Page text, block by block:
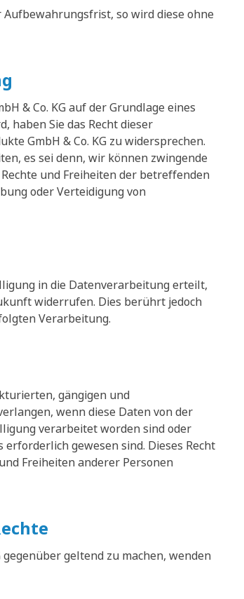
so wird diese ohne
& Co. KG auf der Grundlage eines
haben Sie das Recht dieser
GmbH & Co. KG zu widersprechen.
es sei denn, wir können zwingende
und Freiheiten der betreffenden
oder Verteidigung von
in die Datenverarbeitung erteilt,
widerrufen. Dies berührt jedoch
Verarbeitung.
gängigen und
wenn diese Daten von der
verarbeitet worden sind oder
gewesen sind. Dieses Recht
Freiheiten anderer Personen
geltend zu machen, wenden